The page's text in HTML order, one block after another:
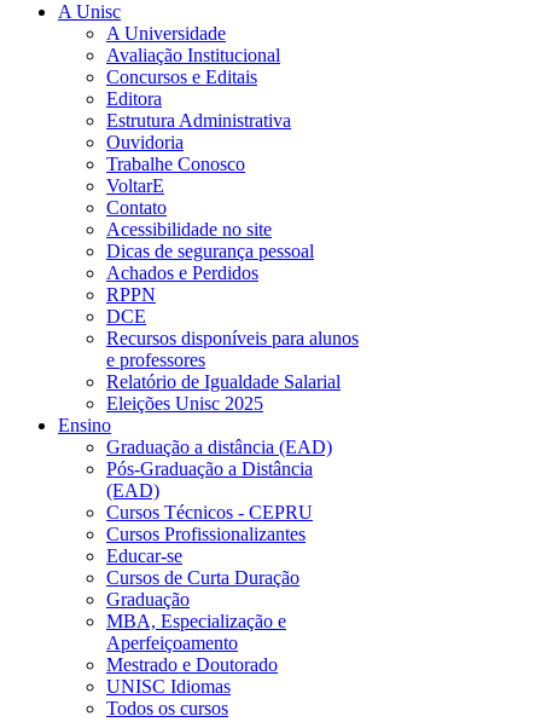
A Unisc
A Universidade
Avaliação Institucional
Concursos e Editais
Editora
Estrutura Administrativa
Ouvidoria
Trabalhe Conosco
VoltarE
Contato
Acessibilidade no site
Dicas de segurança pessoal
Achados e Perdidos
RPPN
DCE
Recursos disponíveis para alunos
e professores
Relatório de Igualdade Salarial
Eleições Unisc 2025
Ensino
Graduação a distância (EAD)
Pós-Graduação a Distância
(EAD)
Cursos Técnicos - CEPRU
Cursos Profissionalizantes
Educar-se
Cursos de Curta Duração
Graduação
MBA, Especialização e
Aperfeiçoamento
Mestrado e Doutorado
UNISC Idiomas
Todos os cursos